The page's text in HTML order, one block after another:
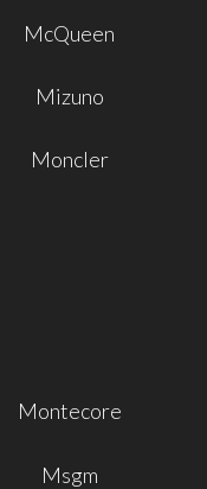
McQueen
Mizuno
Moncler
Montecore
Msgm